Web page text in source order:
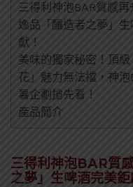
三得利神泡BAR質感
逸品「釀造者之夢」
獻！
美味的獨家秘密！頂級
花」魅力無法擋，神泡
暑企劃搶先看！
產品簡介
三得利神泡BAR質
之夢」生啤酒完美鉅